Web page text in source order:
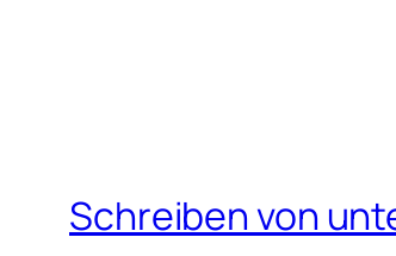
Schreiben von